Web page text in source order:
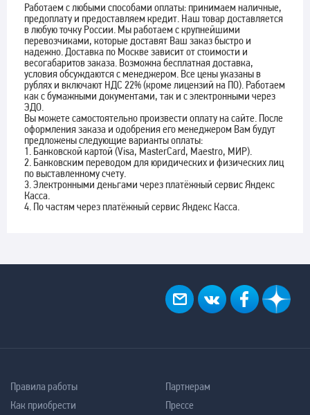
Работаем с любыми способами оплаты: принимаем наличные,
предоплату и предоставляем кредит. Наш товар доставляется
в любую точку России. Мы работаем с крупнейшими
перевозчиками, которые доставят Ваш заказ быстро и
надежно. Доставка по Москве зависит от стоимости и
весогабаритов заказа. Возможна бесплатная доставка,
условия обсуждаются с менеджером. Все цены указаны в
рублях и включают НДС 22% (кроме лицензий на ПО). Работаем
как с бумажными документами, так и с электронными через
ЭДО.
Вы можете самостоятельно произвести оплату на сайте. После
оформления заказа и одобрения его менеджером Вам будут
предложены следующие варианты оплаты:
1. Банковской картой (Visa, MasterCard, Maestro, МИР).
2. Банковским переводом для юридических и физических лиц
по выставленному счету.
3. Электронными деньгами через платёжный сервис Яндекс
Касса.
4. По частям через платёжный сервис Яндекс Касса.
Правила работы
Как приобрести
Партнерам
Прессе